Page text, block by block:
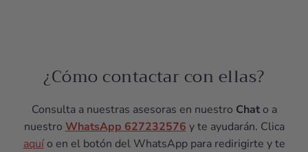
¿Cómo contactar con ellas?
Consulta a nuestras asesoras en nuestro Chato a
nuestro WhatsApp 627232576 y te ayudarán. Clica
aquío en el botón del WhatsApp para redirigirte y te